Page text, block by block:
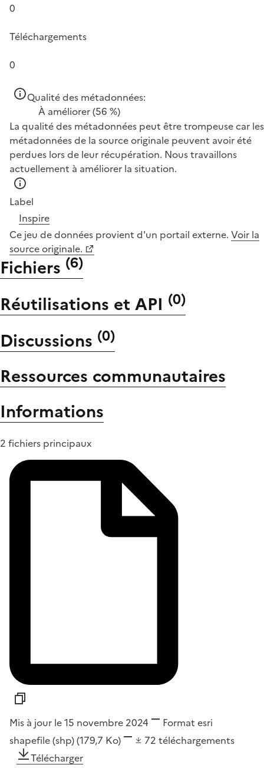
0
Téléchargements
0
Qualité des métadonnées:
À améliorer(56 %)
La qualité des métadonnées peut être trompeuse car les
métadonnées de la source originale peuvent avoir été
perdues lors de leur récupération. Nous travaillons
actuellement à améliorer la situation.
Label
Inspire
Ce jeu de données provient d'un portail externe. Voir la
source originale.
Fichiers (6)
Réutilisations et API (0)
Discussions (0)
Ressources communautaires
Informations
2 fichiers principaux
Mis à jour le 15 novembre 2024 Format esri
shapefile (shp)(179,7 Ko) 72 téléchargements
Télécharger